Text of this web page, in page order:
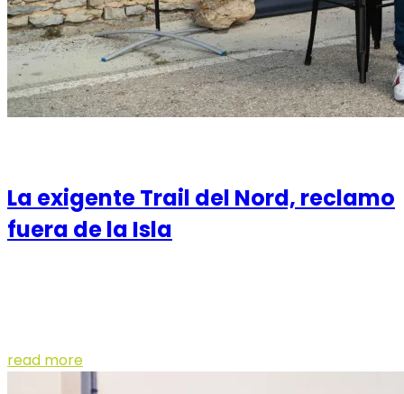
La exigente Trail del Nord, reclamo
fuera de la Isla
read more